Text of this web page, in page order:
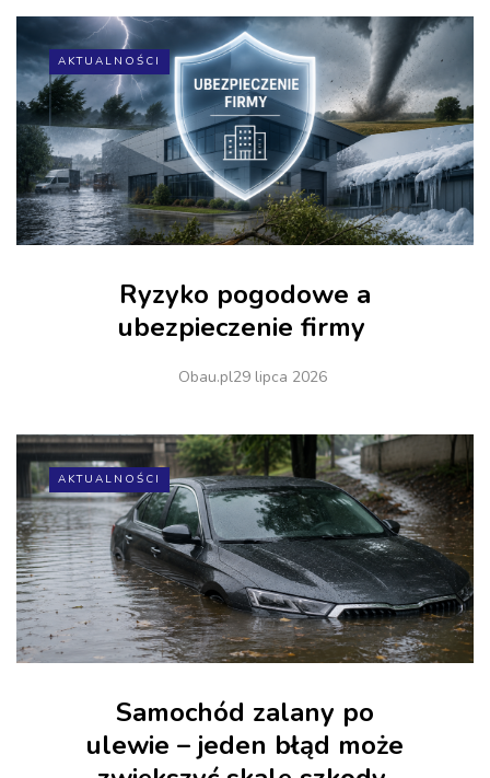
AKTUALNOŚCI
Ryzyko pogodowe a
ubezpieczenie firmy
Obau.pl29 lipca 2026
AKTUALNOŚCI
Samochód zalany po
ulewie – jeden błąd może